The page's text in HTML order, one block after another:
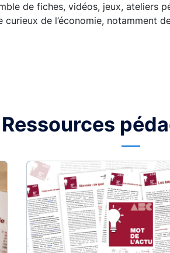
de fiches, vidéos, jeux, ateliers
de l’économie, notamment
Ressources